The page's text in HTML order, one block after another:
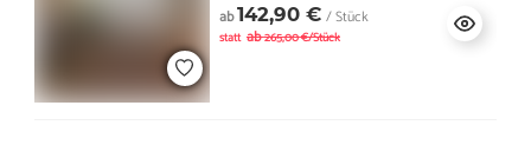
ab142,90 € / Stück
statt ab265,00 €/Stück